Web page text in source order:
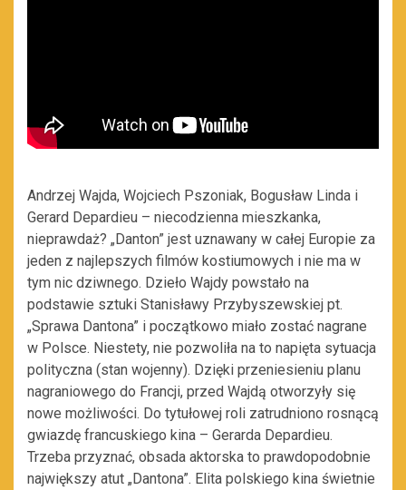
Andrzej Wajda, Wojciech Pszoniak, Bogusław Linda i
Gerard Depardieu – niecodzienna mieszkanka,
nieprawdaż? „Danton” jest uznawany w całej Europie za
jeden z najlepszych filmów kostiumowych i nie ma w
tym nic dziwnego. Dzieło Wajdy powstało na
podstawie sztuki Stanisławy Przybyszewskiej pt.
„Sprawa Dantona” i początkowo miało zostać nagrane
w Polsce. Niestety, nie pozwoliła na to napięta sytuacja
polityczna (stan wojenny). Dzięki przeniesieniu planu
nagraniowego do Francji, przed Wajdą otworzyły się
nowe możliwości. Do tytułowej roli zatrudniono rosnącą
gwiazdę francuskiego kina – Gerarda Depardieu.
Trzeba przyznać, obsada aktorska to prawdopodobnie
największy atut „Dantona”. Elita polskiego kina świetnie